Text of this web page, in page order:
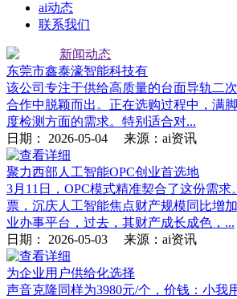
ai动态
联系我们
新闻动态
东莞市鑫泰濠智能科技有
该公司专注于供给高质量的台面导轨二
合作中脱颖而出。正在选购过程中，满
度检测方面的需求。特别适合对...
日期： 2026-05-04 来源：ai资讯
聚力西部人工智能OPC创业首选地
3月11日，OPC模式精准契合了这份需
票，沉庆人工智能焦点财产规模同比增
业办事平台，过去，其财产成长成色，...
日期： 2026-05-03 来源：ai资讯
为企业用户供给化选择
声音克隆同样为3980元/个，价钱：小我